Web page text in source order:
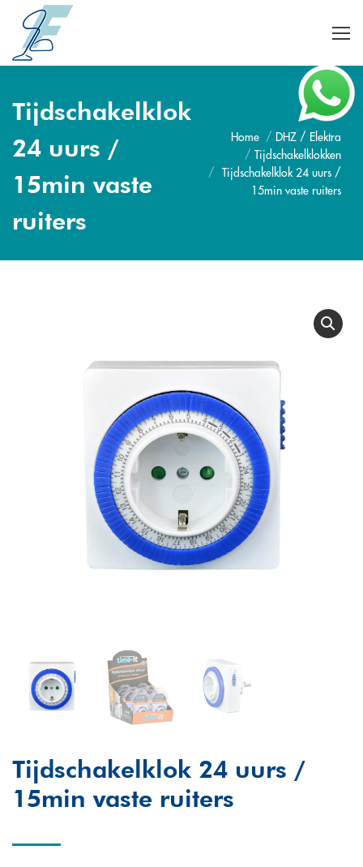
Tijdschakelklok
24 uurs /
15min vaste
ruiters
Je bent hier:
Home
DHZ / Elektra
Tijdschakelklokken
Tijdschakelklok 24 uurs /
15min vaste ruiters
Tijdschakelklok 24 uurs /
15min vaste ruiters